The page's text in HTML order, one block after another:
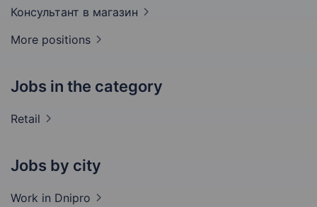
Консультант в магазин
More positions
Jobs in the category
Retail
Jobs by city
Work in Dnipro